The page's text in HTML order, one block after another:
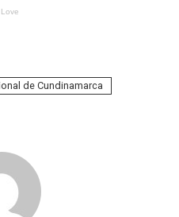
de Cundinamarca